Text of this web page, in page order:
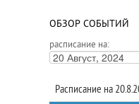
ОБЗОР СОБЫТИЙ
расписание на:
Расписание на